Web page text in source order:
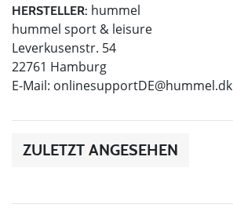
HERSTELLER: hummel
hummel sport & leisure
Leverkusenstr. 54
22761 Hamburg
E-Mail: onlinesupportDE@hummel.dk
ZULETZT ANGESEHEN